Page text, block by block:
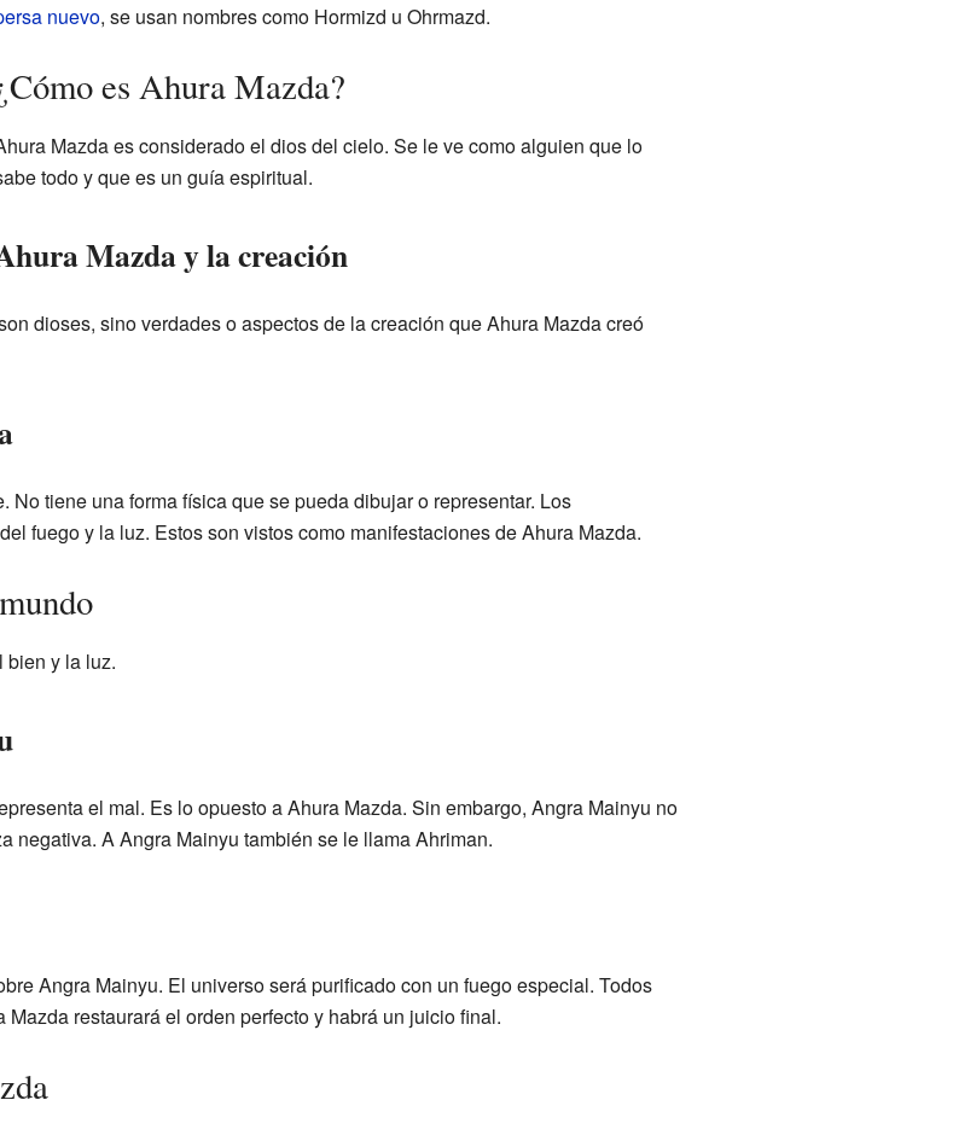
nuevo, se usan nombres como Hormizd u Ohrmazd.
es Ahura Mazda?
Mazda es considerado el dios del cielo. Se le ve como alguien que lo
todo y que es un guía espiritual.
Mazda y la creación
dioses, sino verdades o aspectos de la creación que Ahura Mazda creó
No tiene una forma física que se pueda dibujar o representar. Los
fuego y la luz. Estos son vistos como manifestaciones de Ahura Mazda.
bien y la luz.
el mal. Es lo opuesto a Ahura Mazda. Sin embargo, Angra Mainyu no
negativa. A Angra Mainyu también se le llama Ahriman.
Angra Mainyu. El universo será purificado con un fuego especial. Todos
restaurará el orden perfecto y habrá un juicio final.